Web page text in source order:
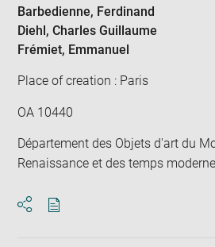
Barbedienne, Ferdinand
Diehl, Charles Guillaume
Frémiet, Emmanuel
Place of creation : Paris
OA 10440
Département des Objets d'art du
Renaissance et des temps